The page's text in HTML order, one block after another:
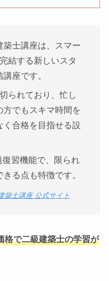
築士講座は、スマー
結する新しいスタ
座です。
られており、忙し
方でもスキマ時間を
合格を目指せる設
習機能で、限られ
る点も特徴です。
築士講座 公式サイト
格で二級建築士の学習が